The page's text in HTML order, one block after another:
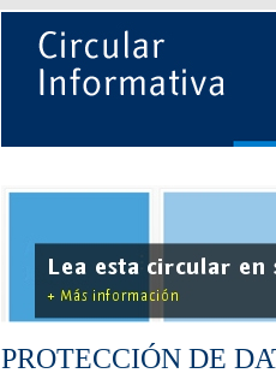
PROTECCIÓN DE